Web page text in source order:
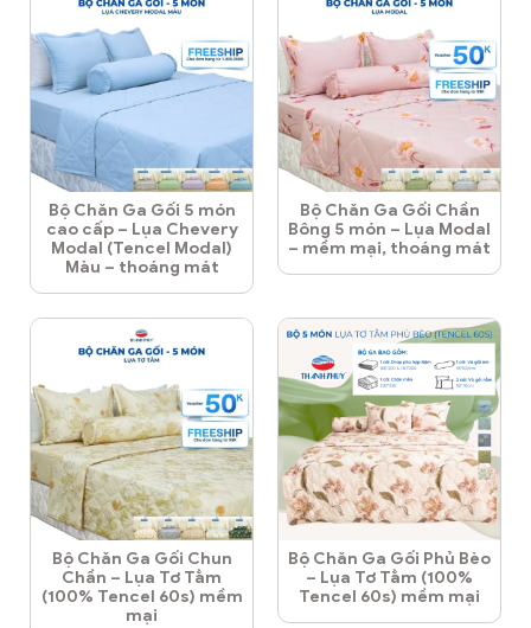
Bộ Chăn Ga Gối 5 món
cao cấp – Lụa Chevery
Modal (Tencel Modal)
Màu – thoáng mát
Bộ Chăn Ga Gối Chần
Bông 5 món – Lụa Modal
– mềm mại, thoáng mát
Bộ Chăn Ga Gối Chun
Chần – Lụa Tơ Tằm
(100% Tencel 60s) mềm
mại
Bộ Chăn Ga Gối Phủ Bèo
– Lụa Tơ Tằm (100%
Tencel 60s) mềm mại